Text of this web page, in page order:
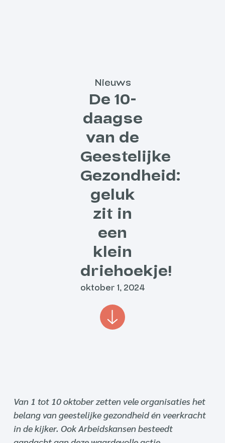
Nieuws
De 10-
daagse
van de
Geestelijke
Gezondheid:
geluk
zit in
een
klein
driehoekje!
oktober 1, 2024
Van 1 tot 10 oktober zetten vele organisaties het
belang van geestelijke gezondheid én veerkracht
in de kijker. Ook Arbeidskansen besteedt